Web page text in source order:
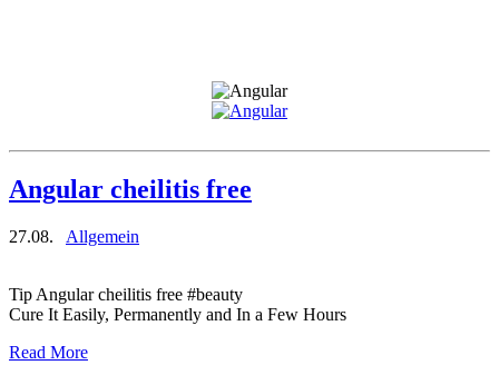
Angular cheilitis free
27.08. Allgemein
Tip Angular cheilitis free #beauty
Cure It Easily, Permanently and In a Few Hours
Read More